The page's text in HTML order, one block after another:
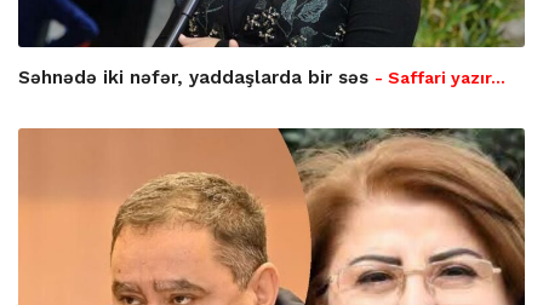
Səhnədə iki nəfər, yaddaşlarda bir səs - Saffari yazır…